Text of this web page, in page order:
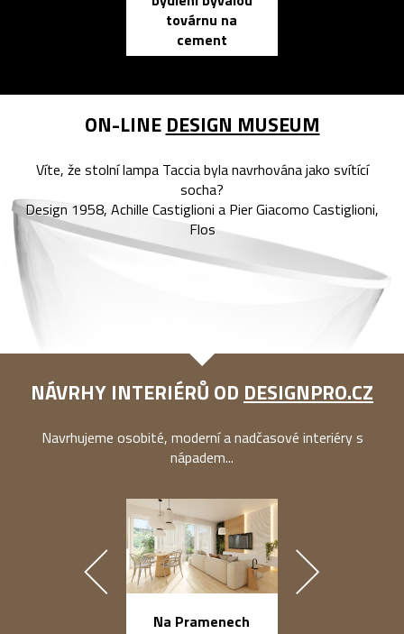
továrnu na
cement
ON-LINE DESIGN MUSEUM
Víte, že stolní lampa Taccia byla navrhována jako svítící
socha?
Design 1958, Achille Castiglioni a Pier Giacomo Castiglioni,
Flos
NÁVRHY INTERIÉRŮ OD DESIGNPRO.CZ
Navrhujeme osobité, moderní a nadčasové interiéry s
nápadem...
Na Pramenech